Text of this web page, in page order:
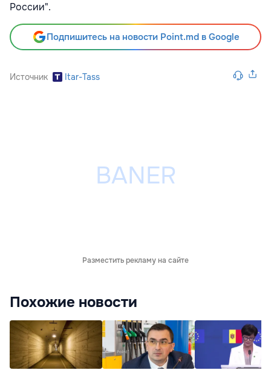
России".
Подпишитесь на новости Point.md в Google
Источник Itar-Tass
Разместить рекламу на сайте
Похожие новости